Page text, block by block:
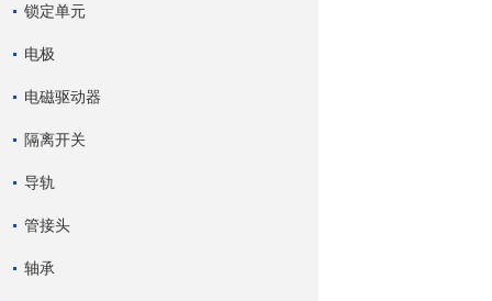
锁定单元
电极
电磁驱动器
隔离开关
导轨
管接头
轴承